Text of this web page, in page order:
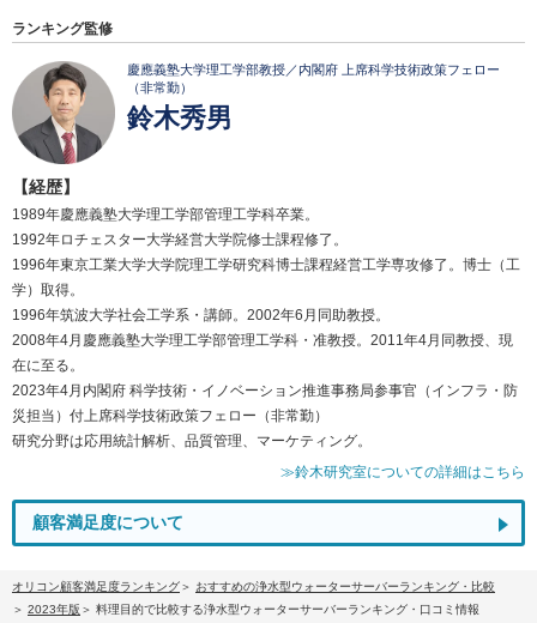
ランキング監修
慶應義塾大学理工学部教授／内閣府 上席科学技術政策フェロー
（非常勤）
鈴木秀男
【経歴】
1989年慶應義塾大学理工学部管理工学科卒業。
1992年ロチェスター大学経営大学院修士課程修了。
1996年東京工業大学大学院理工学研究科博士課程経営工学専攻修了。博士（工
学）取得。
1996年筑波大学社会工学系・講師。2002年6月同助教授。
2008年4月慶應義塾大学理工学部管理工学科・准教授。2011年4月同教授、現
在に至る。
2023年4月内閣府 科学技術・イノベーション推進事務局参事官（インフラ・防
災担当）付上席科学技術政策フェロー（非常勤）
研究分野は応用統計解析、品質管理、マーケティング。
≫鈴木研究室についての詳細はこちら
顧客満足度について
オリコン顧客満足度ランキング
おすすめの浄水型ウォーターサーバーランキング・比較
2023年版
料理目的で比較する浄水型ウォーターサーバーランキング・口コミ情報